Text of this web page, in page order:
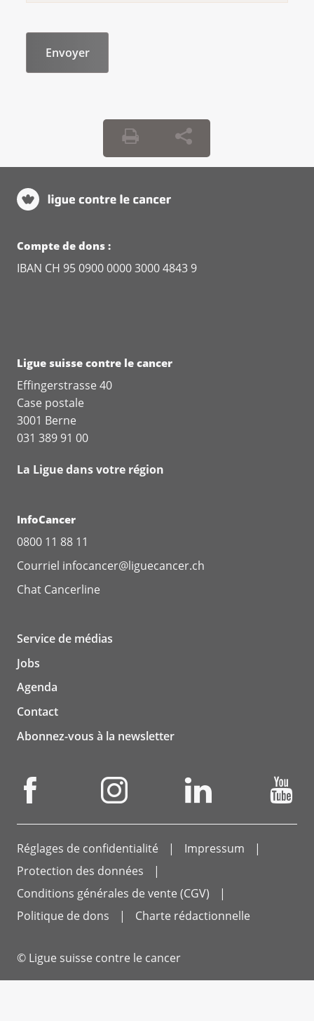
Compte de dons :
IBAN CH 95 0900 0000 3000 4843 9
Ligue suisse contre le cancer
Effingerstrasse 40
Case postale
3001 Berne
031 389 91 00
La Ligue dans votre région
InfoCancer
0800 11 88 11
Courriel infocancer@liguecancer.ch
Chat Cancerline
Service de médias
Jobs
Agenda
Contact
Abonnez-vous à la newsletter
Réglages de confidentialité
Impressum
Protection des données
Conditions générales de vente (CGV)
Politique de dons
Charte rédactionnelle
© Ligue suisse contre le cancer